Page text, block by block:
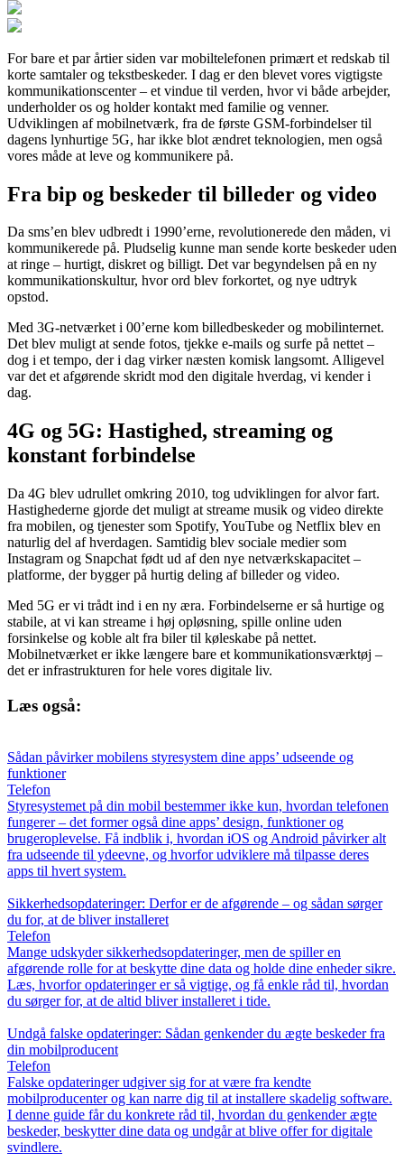
For bare et par årtier siden var mobiltelefonen primært et redskab til
korte samtaler og tekstbeskeder. I dag er den blevet vores vigtigste
kommunikationscenter – et vindue til verden, hvor vi både arbejder,
underholder os og holder kontakt med familie og venner.
Udviklingen af mobilnetværk, fra de første GSM-forbindelser til
dagens lynhurtige 5G, har ikke blot ændret teknologien, men også
vores måde at leve og kommunikere på.
Fra bip og beskeder til billeder og video
Da sms’en blev udbredt i 1990’erne, revolutionerede den måden, vi
kommunikerede på. Pludselig kunne man sende korte beskeder uden
at ringe – hurtigt, diskret og billigt. Det var begyndelsen på en ny
kommunikationskultur, hvor ord blev forkortet, og nye udtryk
opstod.
Med 3G-netværket i 00’erne kom billedbeskeder og mobilinternet.
Det blev muligt at sende fotos, tjekke e-mails og surfe på nettet –
dog i et tempo, der i dag virker næsten komisk langsomt. Alligevel
var det et afgørende skridt mod den digitale hverdag, vi kender i
dag.
4G og 5G: Hastighed, streaming og
konstant forbindelse
Da 4G blev udrullet omkring 2010, tog udviklingen for alvor fart.
Hastighederne gjorde det muligt at streame musik og video direkte
fra mobilen, og tjenester som Spotify, YouTube og Netflix blev en
naturlig del af hverdagen. Samtidig blev sociale medier som
Instagram og Snapchat født ud af den nye netværkskapacitet –
platforme, der bygger på hurtig deling af billeder og video.
Med 5G er vi trådt ind i en ny æra. Forbindelserne er så hurtige og
stabile, at vi kan streame i høj opløsning, spille online uden
forsinkelse og koble alt fra biler til køleskabe på nettet.
Mobilnetværket er ikke længere bare et kommunikationsværktøj –
det er infrastrukturen for hele vores digitale liv.
Læs også:
Sådan påvirker mobilens styresystem dine apps’ udseende og
funktioner
Telefon
Styresystemet på din mobil bestemmer ikke kun, hvordan telefonen
fungerer – det former også dine apps’ design, funktioner og
brugeroplevelse. Få indblik i, hvordan iOS og Android påvirker alt
fra udseende til ydeevne, og hvorfor udviklere må tilpasse deres
apps til hvert system.
Sikkerhedsopdateringer: Derfor er de afgørende – og sådan sørger
du for, at de bliver installeret
Telefon
Mange udskyder sikkerhedsopdateringer, men de spiller en
afgørende rolle for at beskytte dine data og holde dine enheder sikre.
Læs, hvorfor opdateringer er så vigtige, og få enkle råd til, hvordan
du sørger for, at de altid bliver installeret i tide.
Undgå falske opdateringer: Sådan genkender du ægte beskeder fra
din mobilproducent
Telefon
Falske opdateringer udgiver sig for at være fra kendte
mobilproducenter og kan narre dig til at installere skadelig software.
I denne guide får du konkrete råd til, hvordan du genkender ægte
beskeder, beskytter dine data og undgår at blive offer for digitale
svindlere.